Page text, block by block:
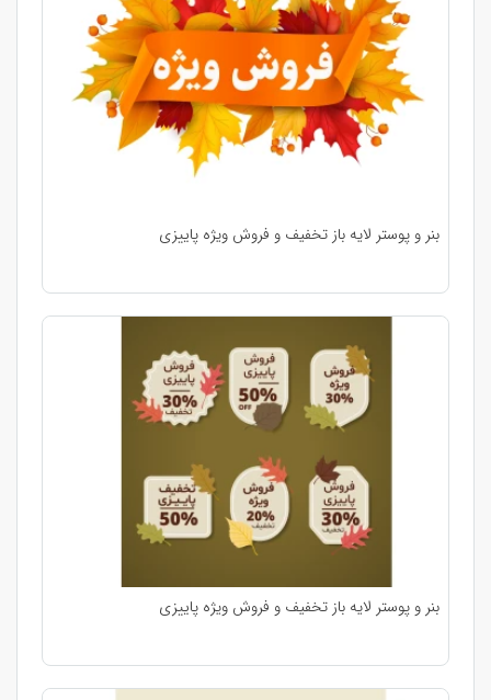
بنر و پوستر لایه باز تخفیف و فروش ویژه پاییزی
بنر و پوستر لایه باز تخفیف و فروش ویژه پاییزی